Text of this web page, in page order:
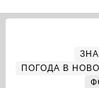
ПОГОДА В